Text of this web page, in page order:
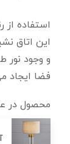
استفاده
این اتاق
و وجود نور
فضا ایجاد
محصول در